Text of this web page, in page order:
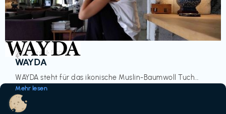
Accessoires & Fashion
WAYDA
WAYDA steht für das ikonische Muslin-Baumwoll Tuch...
Mehr lesen
€‎